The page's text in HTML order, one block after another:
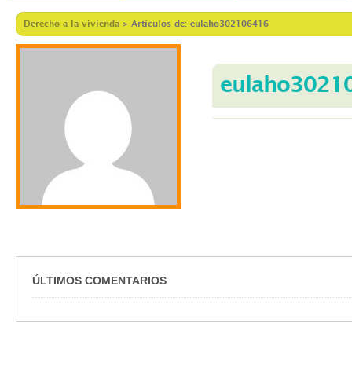
Derecho a la vivienda > Artículos de: eulaho302106416
ÚLTIMOS COMENTARIOS